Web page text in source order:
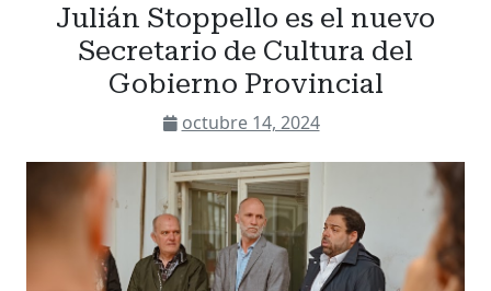
Julián Stoppello es el nuevo
Secretario de Cultura del
Gobierno Provincial
octubre 14, 2024